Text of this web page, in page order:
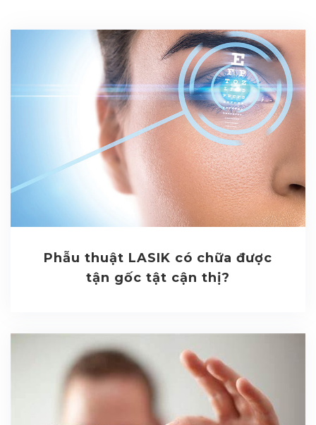
Phẫu thuật LASIK có chữa được
tận gốc tật cận thị?